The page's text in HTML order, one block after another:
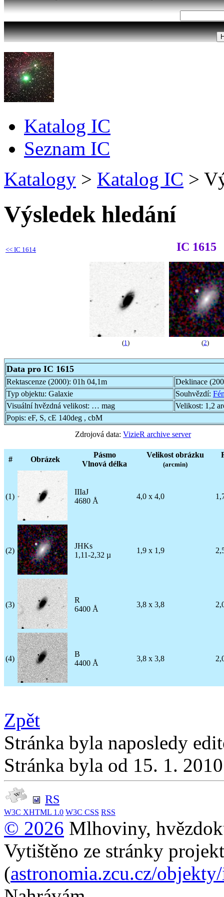
Katalog IC
Seznam IC
Katalogy > Katalog IC >
Výsledek hledání
<< IC 1614 IC 1615
(1 ) (2)
Data pro IC 1615
Rektascenze (2000): 01h 04,1m
Deklinace
Typ objektu: Galaxie Souhvězdí:
Visuální hvězdná velikost: … mag Velikost: 1,2
Popis: eF, S, cE 140deg , cbM
Zdrojová data: VizieR archive server
# Obrázek
Pásmo
Vlnová délka
Velikost obrázku
(arcmin)
(1)
IIIaJ
4680 Å
4,0 x 4,0
(2)
JHKs
1,11-2,32 µ
1,9 x 1,9
(3)
R
6400 Å
3,8 x 3,8
(4)
B
4400 Å
3,8 x 3,8
Zpět
Stránka byla naposledy
Stránka byla od 15. 1.
RS
W3C XHTML 1.0 W3C CSS RSS
© 2026 Mlhoviny,
Vytištěno ze stránky
(astronomia.zcu.cz/